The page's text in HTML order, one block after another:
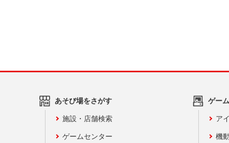
あそび場をさがす
施設・店舗検索
ゲームセンター
ゲー
ア
機